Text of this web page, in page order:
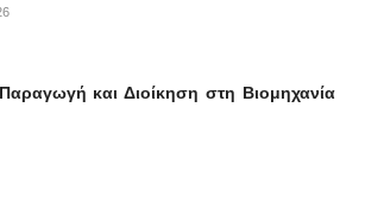
και Διοίκηση στη Βιομηχανία